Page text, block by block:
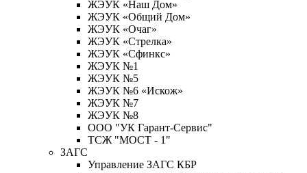
ЖЭУК «Наш Дом»
ЖЭУК «Общий Дом»
ЖЭУК «Очаг»
ЖЭУК «Стрелка»
ЖЭУК «Сфинкс»
ЖЭУК №1
ЖЭУК №5
ЖЭУК №6 «Искож»
ЖЭУК №7
ЖЭУК №8
ООО "УК Гарант-Сервис"
ТСЖ "МОСТ - 1"
ЗАГС
Управление ЗАГС КБР